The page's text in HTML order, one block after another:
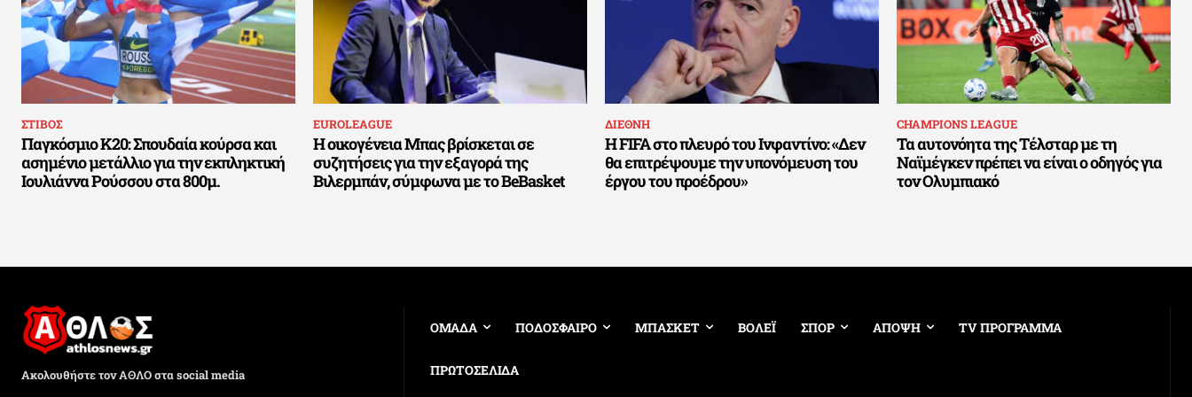
ΣΤΙΒΟΣ
Παγκόσμιο Κ20: Σπουδαία κούρσα και
ασημένιο μετάλλιο για την εκπληκτική
Ιουλιάννα Ρούσσου στα 800μ.
EUROLEAGUE
Η οικογένεια Μπας βρίσκεται σε
συζητήσεις για την εξαγορά της
Βιλερμπάν, σύμφωνα με το BeBasket
ΔΙΕΘΝΗ
Η FIFA στο πλευρό του Ινφαντίνο: «Δεν
θα επιτρέψουμε την υπονόμευση του
έργου του προέδρου»
CHAMPIONS LEAGUE
Τα αυτονόητα της Τέλσταρ με τη
Ναϊμέγκεν πρέπει να είναι ο οδηγός για
τον Ολυμπιακό
Ακολουθήστε τον ΑΘΛΟ στα social media
ΟΜΑΔΑ ΠΟΔΟΣΦΑΙΡΟ ΜΠΑΣΚΕΤ ΒΟΛΕΪ ΣΠΟΡ ΑΠΟΨΗ TV ΠΡΟΓΡΑΜΜΑ
ΠΡΩΤΟΣΕΛΙΔΑ